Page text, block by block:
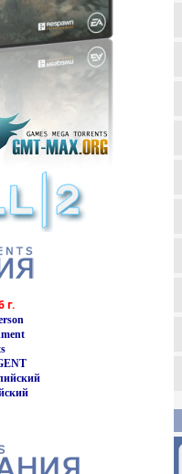
г.